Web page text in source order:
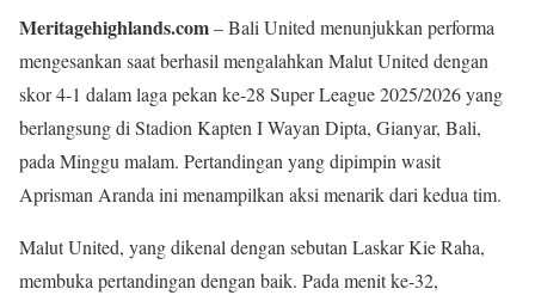
Meritagehighlands.com– Bali United menunjukkan performa
mengesankan saat berhasil mengalahkan Malut United dengan
skor 4-1 dalam laga pekan ke-28 Super League 2025/2026 yang
berlangsung di Stadion Kapten I Wayan Dipta, Gianyar, Bali,
pada Minggu malam. Pertandingan yang dipimpin wasit
Aprisman Aranda ini menampilkan aksi menarik dari kedua tim.
Malut United, yang dikenal dengan sebutan Laskar Kie Raha,
membuka pertandingan dengan baik. Pada menit ke-32,